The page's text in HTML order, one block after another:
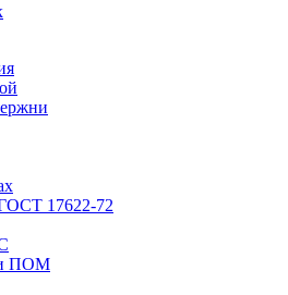
17622-72
ПОМ